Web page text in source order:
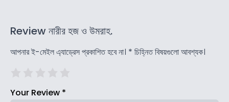
Review নারীর হজ ও উমরাহ.
আপনার ই-মেইল এ্যাড্রেস প্রকাশিত হবে না। * চিহ্নিত বিষয়গুলো আবশ্যক।
Your Review *